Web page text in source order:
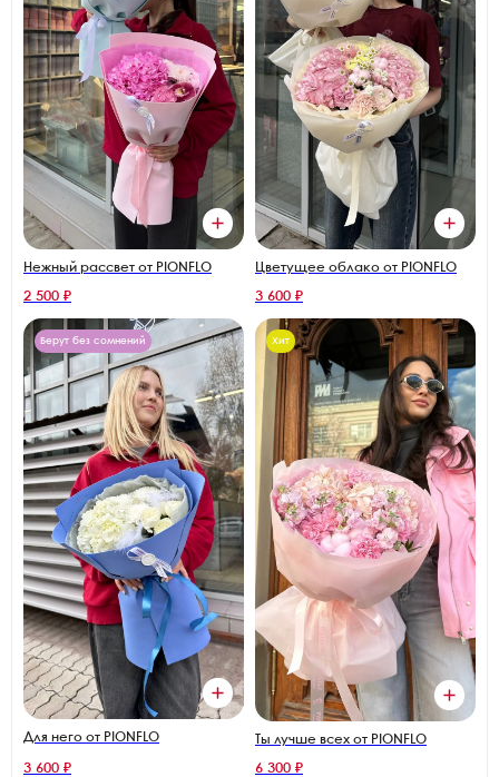
Нежный рассвет от PIONFLO
2 500 ₽
Цветущее облако от PIONFLO
3 600 ₽
Берут без сомнений
Для него от PIONFLO
3 600 ₽
Хит
Ты лучше всех от PIONFLO
6 300 ₽